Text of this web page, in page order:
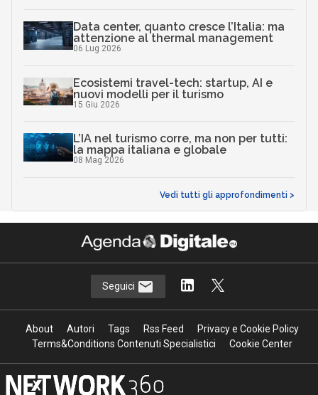
Data center, quanto cresce l’Italia: ma
attenzione al thermal management
06 Lug 2026
Ecosistemi travel-tech: startup, AI e
nuovi modelli per il turismo
15 Giu 2026
L’IA nel turismo corre, ma non per tutti:
la mappa italiana e globale
08 Mag 2026
Vedi tutti gli approfondimenti >
Seguici
About Autori Tags Rss Feed
Privacy e Cookie Policy
Terms&Conditions Contenuti Specialistici
Cookie Center